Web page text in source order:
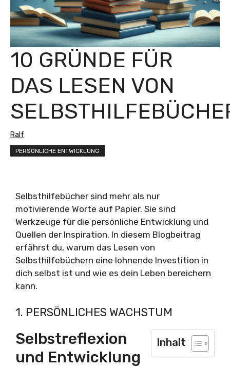
10 GRÜNDE FÜR
DAS LESEN VON
Ralf
PERSÖNLICHE ENTWICKLUNG
Selbsthilfebücher sind mehr als nur
motivierende Worte auf Papier. Sie sind
Werkzeuge für die persönliche Entwicklung und
Quellen der Inspiration. In diesem Blogbeitrag
erfährst du, warum das Lesen von
Selbsthilfebüchern eine lohnende Investition in
dich selbst ist und wie es dein Leben bereichern
kann.
1. PERSÖNLICHES WACHSTUM
Inhalt
Selbstreflexion
und Entwicklung